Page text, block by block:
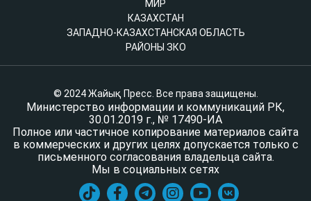
МИР
КАЗАХСТАН
ЗАПАДНО-КАЗАХСТАНСКАЯ ОБЛАСТЬ
РАЙОНЫ ЗКО
© 2024 Жайық Пресс. Все права защищены.
Министерство информации и коммуникаций РК,
30.01.2019 г., № 17490-ИА
Полное или частичное копирование материалов сайта
в коммерческих и других целях допускается только с
письменного согласования владельца сайта.
Мы в социальных сетях